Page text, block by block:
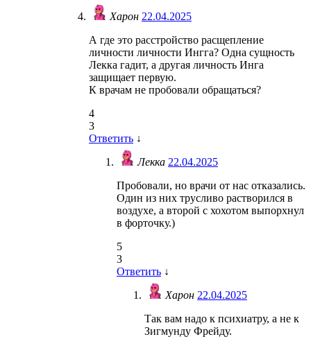
Харон 22.04.2025
А где это расстройство расщепление
личности личности Ингга? Одна сущность
Лекка гадит, а другая личность Инга
защищает первую.
К врачам не пробовали обращаться?
4
3
Ответить ↓
Лекка 22.04.2025
Пробовали, но врачи от нас отказались.
Один из них трусливо растворился в
воздухе, а второй с хохотом выпорхнул
в форточку.)
5
3
Ответить ↓
Харон 22.04.2025
Так вам надо к психиатру, а не к
Зигмунду Фрейду.